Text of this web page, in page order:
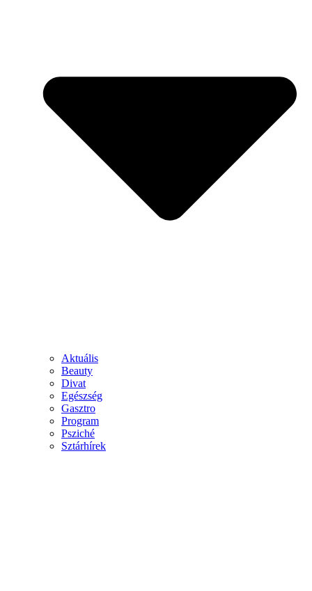
Aktuális
Beauty
Divat
Egészség
Gasztro
Program
Psziché
Sztárhírek